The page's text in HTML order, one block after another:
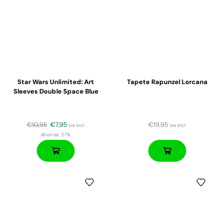
Star Wars Unlimited: Art
Sleeves Double Space Blue
€10,95 €7,95 iva incl.
Ahorras: 27%
Tapete Rapunzel Lorcana
€19,95 iva incl.